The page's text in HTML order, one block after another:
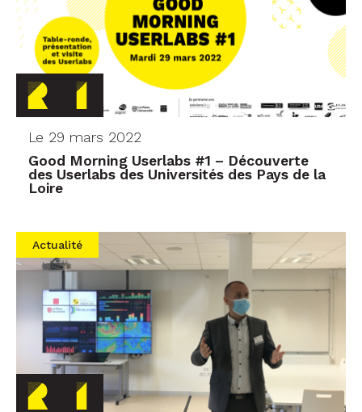
Le 29 mars 2022
Good Morning Userlabs #1 – Découverte
des Userlabs des Universités des Pays de la
Loire
Actualité